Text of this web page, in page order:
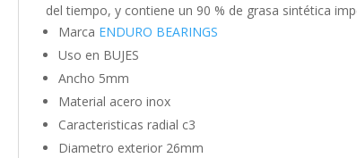
del tiempo, y contiene un 90 % de grasa sintética
Marca ENDURO BEARINGS
Uso en BUJES
Ancho 5mm
Material acero inox
Caracteristicas radial c3
Diametro exterior 26mm